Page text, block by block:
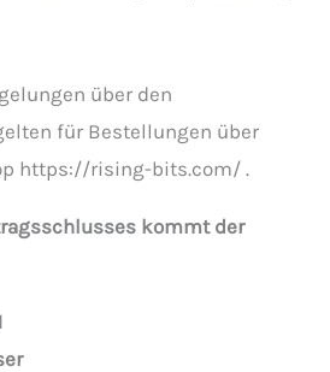
über den
für Bestellungen über
https://rising-bits.com/ .
kommt der